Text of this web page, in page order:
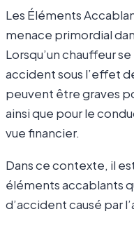
Les Éléments
menace primordial
Lorsqu’un chauffeur
accident sous l’effet
peuvent être graves
ainsi que pour le
vue financier.
Dans ce contexte, il
éléments accablants
d’accident causé par